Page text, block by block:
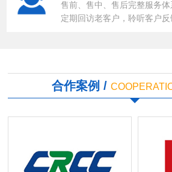
售前、售中、售后完整服务体
定期回访老客户，聆听客户反
合作案例 /